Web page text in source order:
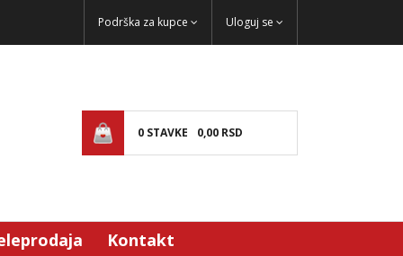
Podrška za kupce Uloguj se
0 STAVKE 0,00 RSD
Kontakt